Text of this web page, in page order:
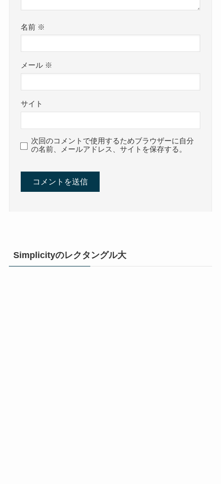
名前 ※
メール ※
サイト
次回のコメントで使用するためブラウザーに自分
の名前、メールアドレス、サイトを保存する。
Simplicityのレクタングル大